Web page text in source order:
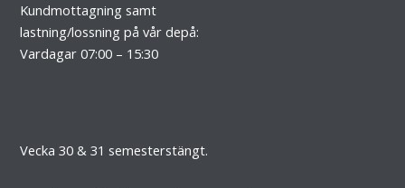
Kundmottagning samt
lastning/lossning på vår depå:
Vardagar 07:00 – 15:30
Vecka 30 & 31 semesterstängt.